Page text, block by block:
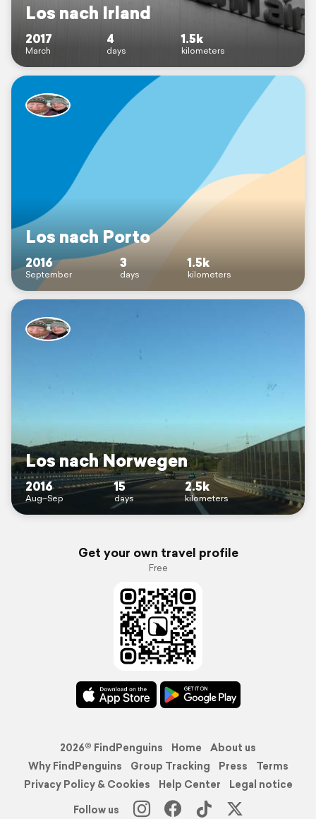
Los nach Irland
2017
March
4
days
1.5k
kilometers
Los nach Porto
2016
September
3
days
1.5k
kilometers
Los nach Norwegen
2016
Aug–Sep
15
days
2.5k
kilometers
Get your own travel profile
Free
2026© FindPenguins Home
About us
Why FindPenguins
Group Tracking Press
Terms
Privacy Policy & Cookies
Help Center
Legal notice
Follow us